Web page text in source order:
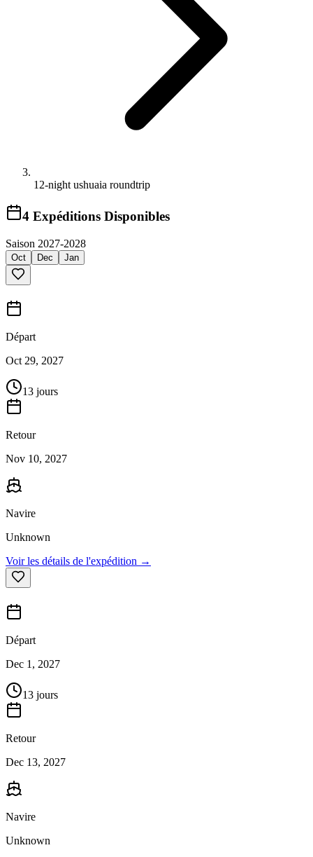
12-night ushuaia roundtrip
4 Expéditions Disponibles
Saison 2027-2028
Oct Dec Jan
Départ
Oct 29, 2027
13 jours
Retour
Nov 10, 2027
Navire
Unknown
Voir les détails de l'expédition →
Départ
Dec 1, 2027
13 jours
Retour
Dec 13, 2027
Navire
Unknown